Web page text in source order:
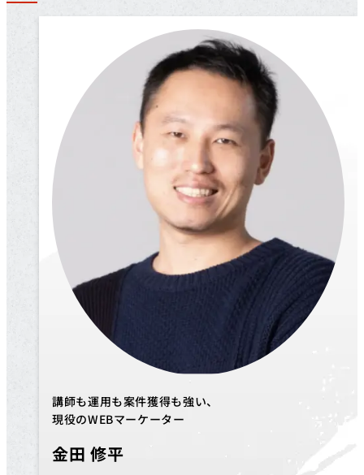
講師も運用も案件獲得も強い、
現役のWEBマーケーター
金田 修平